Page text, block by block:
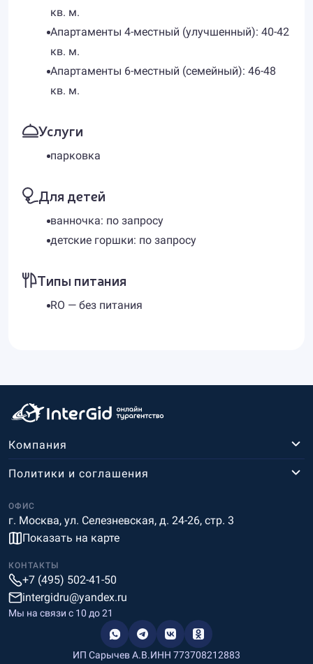
кв. м.
Апартаменты 4-местный (улучшенный): 40-42
кв. м.
Апартаменты 6-местный (семейный): 46-48
кв. м.
Услуги
парковка
Для детей
ванночка: по запросу
детские горшки: по запросу
Типы питания
RO — без питания
Компания
ОФИС
г. Москва, ул. Селезневская, д. 24-26, стр. 3
Показать на карте
Политики и соглашения
КОНТАКТЫ
+7 (495) 502-41-50
intergidru@yandex.ru
Мы на связи c 10 до 21
ИП Сарычев А.В.ИНН 773708212883